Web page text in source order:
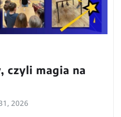
czyli magia na
2026